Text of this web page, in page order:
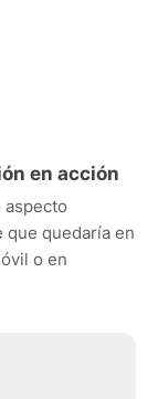
en acción
aspecto
que quedaría en
o en